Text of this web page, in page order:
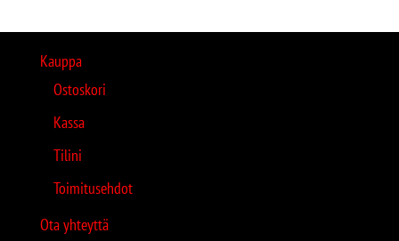
Kauppa
Ostoskori
Kassa
Tilini
Toimitusehdot
Ota yhteyttä